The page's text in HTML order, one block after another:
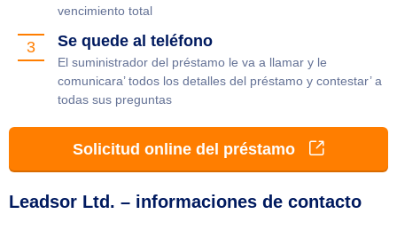
vencimiento total
3 Se quede al teléfono
El suministrador del préstamo le va a llamar y le
comunicara’ todos los detalles del préstamo y contestar’ a
todas sus preguntas
Solicitud online del préstamo
Leadsor Ltd. – informaciones de contacto